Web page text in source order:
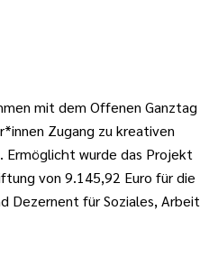
mit dem Offenen Ganztag
Zugang zu kreativen
Ermöglicht wurde das Projekt
von 9.145,92 Euro für die
Dezernent für Soziales, Arbeit